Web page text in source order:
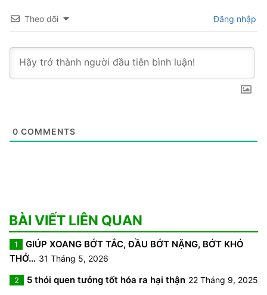
Theo dõi Đăng nhập
0 COMMENTS
BÀI VIẾT LIÊN QUAN
1
GIÚP XOANG BỚT TẮC, ĐẦU BỚT NẶNG, BỚT KHÓ
THỞ… 31 Tháng 5, 2026
2 5 thói quen tưởng tốt hóa ra hại thận 22 Tháng 9, 2025